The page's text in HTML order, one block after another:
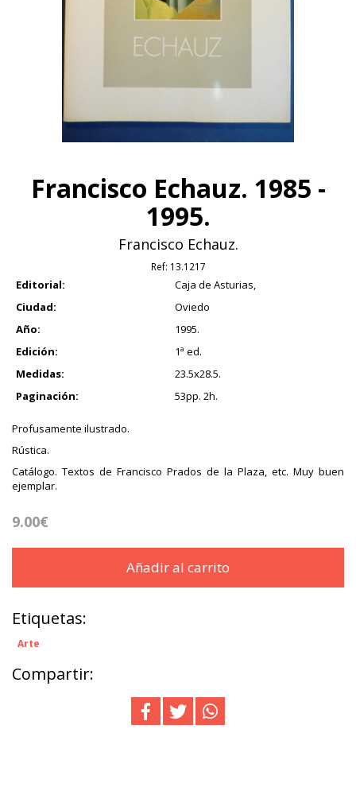
Francisco Echauz. 1985 -
1995.
Francisco Echauz.
Ref: 13.1217
Editorial:
Caja de Asturias,
Ciudad:
Oviedo
Año:
1995.
Edición:
1ª ed.
Medidas:
23.5x28.5.
Paginación:
53pp. 2h.
Profusamente ilustrado.
Rústica.
Catálogo. Textos de Francisco Prados de la Plaza, etc. Muy buen
ejemplar.
9.00€
Añadir al carrito
Etiquetas:
Arte
Compartir: